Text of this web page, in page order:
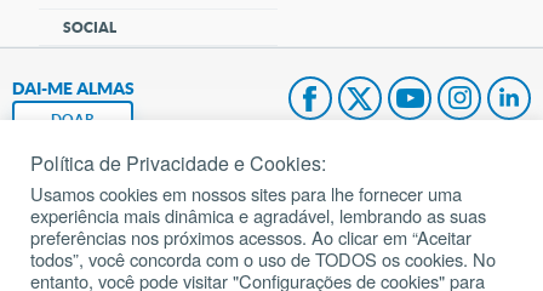
SOCIAL
DAI-ME ALMAS
DOAR
Fundação João Paulo II
Pedido de Oração
Mapa do site
Política de Privacidade e Cookies:
Usamos cookies em nossos sites para lhe fornecer uma
experiência mais dinâmica e agradável, lembrando as suas
preferências nos próximos acessos. Ao clicar em “Aceitar
todos”, você concorda com o uso de TODOS os cookies. No
entanto, você pode visitar "Configurações de cookies" para